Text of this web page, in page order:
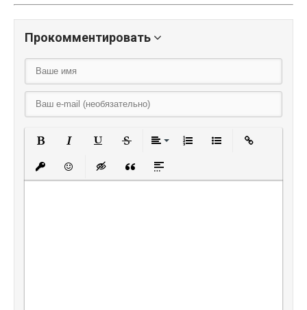
Прокомментировать
Вставить защищенную ссылку
Вставить смайлик
Вставка скрытого текста
Вставка цитаты
Вставка спойлера